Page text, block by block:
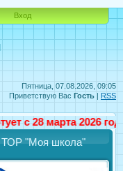
Пятница, 07.08.2026, 09:05
Приветствую Вас Гость | RSS
Вход
2026 года. Более
ТОР "Моя школа"